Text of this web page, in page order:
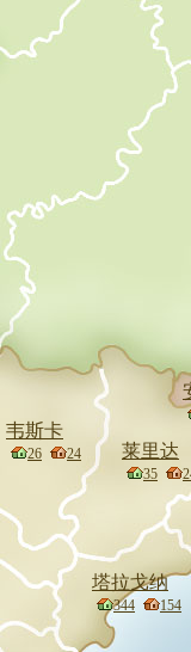
塔拉戈纳
344 154
莱里达
35
韦斯卡
26 24